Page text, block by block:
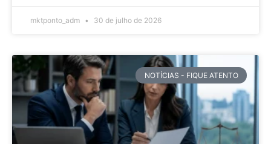
mktponto_adm 30 de julho de 2026
NOTÍCIAS - FIQUE ATENTO